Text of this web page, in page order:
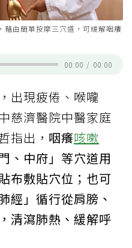
藉由簡單按摩三穴道，可緩解咽癢
00:00 / 00:00
出現疲倦、喉嚨
慈濟醫院中醫家庭
指出， 咽癢咳嗽
、中府」等穴道用
布敷貼穴位；也可
經」循行從肩膀、
清瀉肺熱、緩解呼